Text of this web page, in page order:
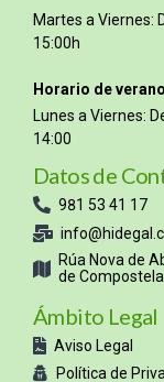
Martes a Viernes:
15:00h
Horario de
Lunes a Viernes:
14:00
Datos de
981 53 41 17
Rúa Nova de
de
Ámbito Legal
Aviso Legal
Política de